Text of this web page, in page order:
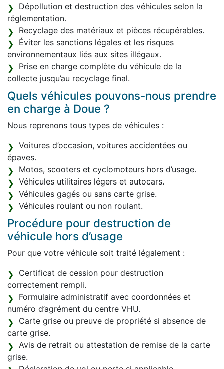
Dépollution et destruction des véhicules selon la
réglementation.
Recyclage des matériaux et pièces récupérables.
Éviter les sanctions légales et les risques
environnementaux liés aux sites illégaux.
Prise en charge complète du véhicule de la
collecte jusqu’au recyclage final.
Quels véhicules pouvons-nous prendre
en charge à Doue ?
Nous reprenons tous types de véhicules :
Voitures d’occasion, voitures accidentées ou
épaves.
Motos, scooters et cyclomoteurs hors d’usage.
Véhicules utilitaires légers et autocars.
Véhicules gagés ou sans carte grise.
Véhicules roulant ou non roulant.
Procédure pour destruction de
véhicule hors d’usage
Pour que votre véhicule soit traité légalement :
Certificat de cession pour destruction
correctement rempli.
Formulaire administratif avec coordonnées et
numéro d’agrément du centre VHU.
Carte grise ou preuve de propriété si absence de
carte grise.
Avis de retrait ou attestation de remise de la carte
grise.